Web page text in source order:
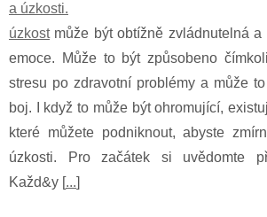
a úzkosti.
úzkostmůže být obtížně zvládnutelná a
emoce. Může to být způsobeno
stresu po zdravotní problémy a může
boj. I když to může být ohromující,
které můžete podniknout, abyste
úzkosti. Pro začátek si uvědomte
Každ&y [...]